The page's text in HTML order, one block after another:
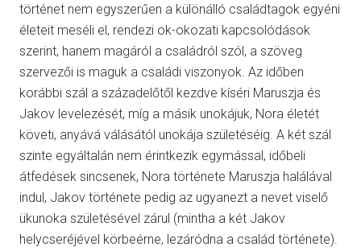
történet nem egyszerűen a különálló családtagok egyéni
életeit meséli el, rendezi ok-okozati kapcsolódások
szerint, hanem magáról a családról szól, a szöveg
szervezői is maguk a családi viszonyok. Az időben
korábbi szál a századelőtől kezdve kíséri Maruszja és
Jakov levelezését, míg a másik unokájuk, Nora életét
követi, anyává válásától unokája születéséig. A két szál
szinte egyáltalán nem érintkezik egymással, időbeli
átfedések sincsenek, Nora története Maruszja halálával
indul, Jakov története pedig az ugyanezt a nevet viselő
ükunoka születésével zárul (mintha a két Jakov
helycseréjével körbeérne, lezáródna a család története).